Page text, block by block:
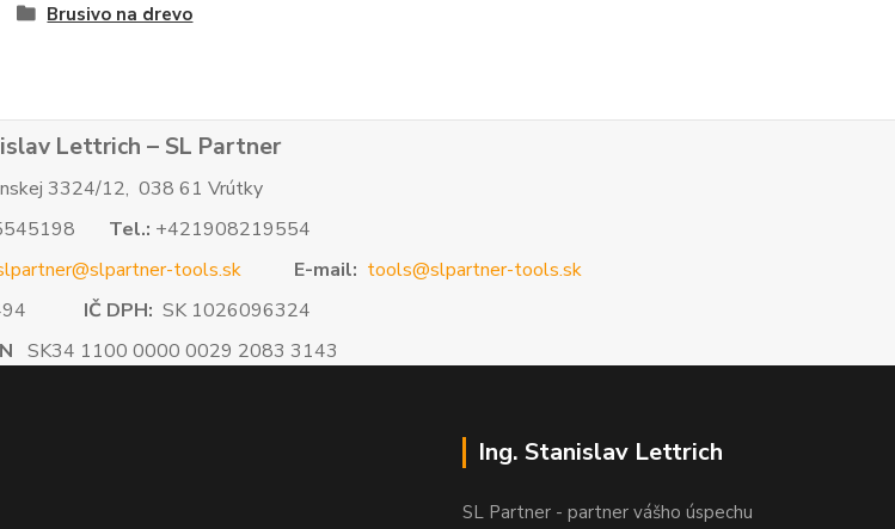
Brusivo na drevo
Lettrich – SL Partner
3324/12, 038 61 Vrútky
Tel.: +421908219554
tools.sk E-mail: tools@slpartner-tools.sk
494 IČ DPH: SK 1026096324
SK34 1100 0000 0029 2083 3143
Ing. Stanislav Lettrich
SL Partner - partner vášho úspechu